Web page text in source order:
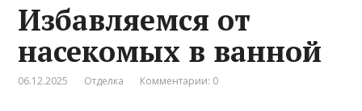
Избавляемся от
насекомых в ванной
06.12.2025 Отделка Комментарии: 0